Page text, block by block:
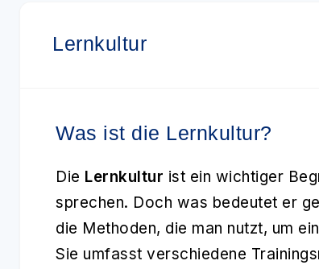
Lernkultur
Was ist die Lernkultur?
Die Lernkultur ist ein wichtiger
sprechen. Doch was bedeutet er
die Methoden, die man nutzt, um
Sie umfasst verschiedene